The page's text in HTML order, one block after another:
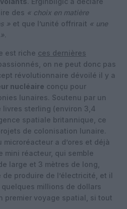
des « choix en matière
» et que l’unité offrirait « une
.
est riche ces dernières
on ne peut donc pas
révolutionnaire dévoilé il y a
nucléaire conçu pour
lunaires. Soutenu par un
livres sterling (environ 3,4
spatiale britannique, ce
de colonisation lunaire.
a d’ores et déjà
mini réacteur, qui semble
large et 3 mètres de long,
de produire de l’électricité, et il
millions de dollars
premier voyage spatial, si tout